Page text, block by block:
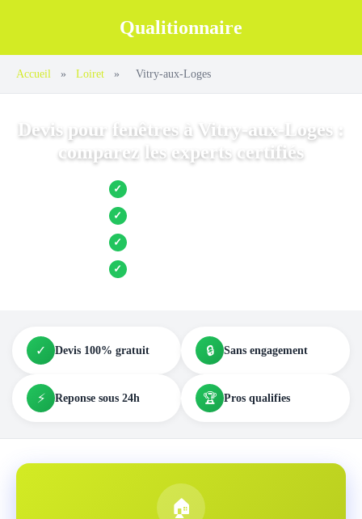
Qualitionnaire
Accueil » Loiret » Vitry-aux-Loges
Devis pour fenêtres à Vitry-aux-Loges :
comparez les experts certifiés
✓ Jusqu’à 3 devis comparés
✓ Entreprises locales vérifiées
✓ Pose garantie
✓ Aides et primes incluses
✓ Devis 100% gratuit 🔒 Sans engagement
⚡ Reponse sous 24h 🏆 Pros qualifies
🏠